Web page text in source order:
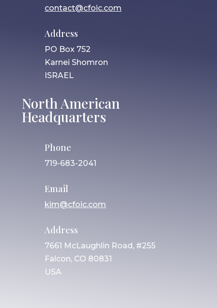
contact@cfoic.com
Address
PO Box 752
Karnei Shomron
ISRAEL
North American
Headquarters
Phone
719-683-2041
Email
kim@cfoic.com
Address
7661 McLaughlin Road, #255
Falcon, CO 80831
USA